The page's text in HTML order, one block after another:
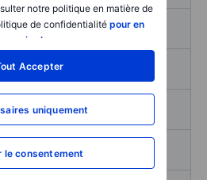
notre politique en matière de
de confidentialitépour en
savoir plus
Accepter
uniquement
le consentement